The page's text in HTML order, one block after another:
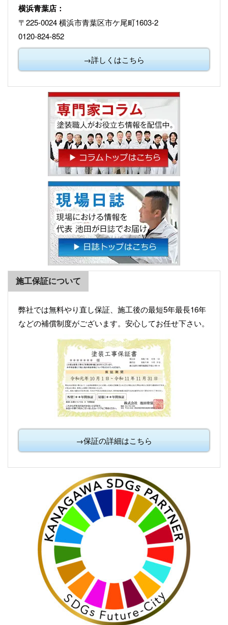
横浜青葉店：
〒225-0024 横浜市青葉区市ケ尾町1603-2
0120-824-852
→詳しくはこちら
施工保証について
弊社では無料やり直し保証、施工後の最短5年最長16年
などの補償制度がございます。安心してお任せ下さい。
→保証の詳細はこちら